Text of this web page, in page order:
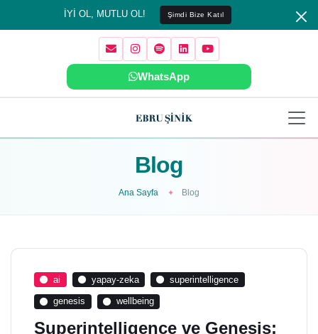
İYİ OL, MUTLU OL! Şimdi Bize Katıl
WhatsApp
Blog
Ana Sayfa Blog
ai yapay-zeka superintelligence
genesis wellbeing
Superintelligence ve Genesis: